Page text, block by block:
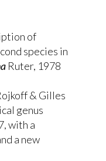
of
species in
Ruter, 1978
& Gilles
genus
with a
a new